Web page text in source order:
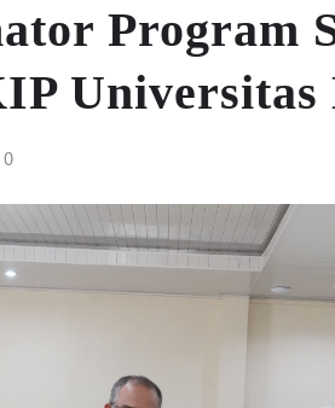
Program
Universitas
0